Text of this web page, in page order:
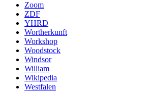
Zoom
ZDF
YHRD
Wortherkunft
Workshop
Woodstock
Windsor
William
Wikipedia
Westfalen